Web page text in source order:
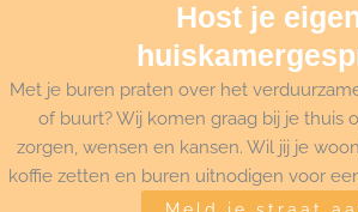
Host je
Met je buren praten over het
of buurt? Wij komen graag bij je thuis
zorgen, wensen en kansen. Wil jij je
koffie zetten en buren uitnodigen voor